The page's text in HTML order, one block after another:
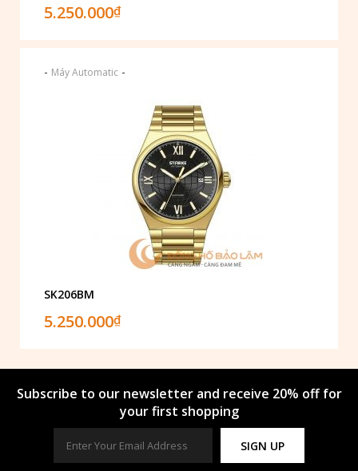
5.250.000₫
- Máy Automatic -
SK206BM
5.250.000₫
Subscribe to our newsletter and receive 20% off for
your first shopping
SIGN UP